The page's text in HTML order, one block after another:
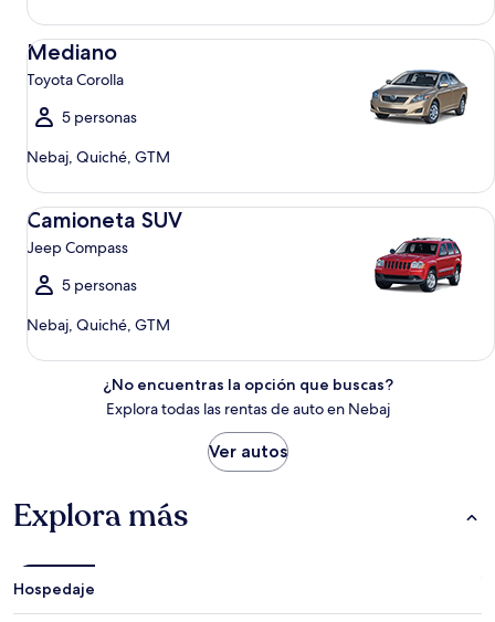
Mediano
Toyota Corolla
5 personas
Nebaj, Quiché, GTM
Mediano Toyota Corolla
Camioneta SUV
Jeep Compass
5 personas
Nebaj, Quiché, GTM
Camioneta SUV Jeep Compass
¿No encuentras la opción que buscas?
Explora todas las rentas de auto en Nebaj
Ver autos
Explora más
Hospedaje